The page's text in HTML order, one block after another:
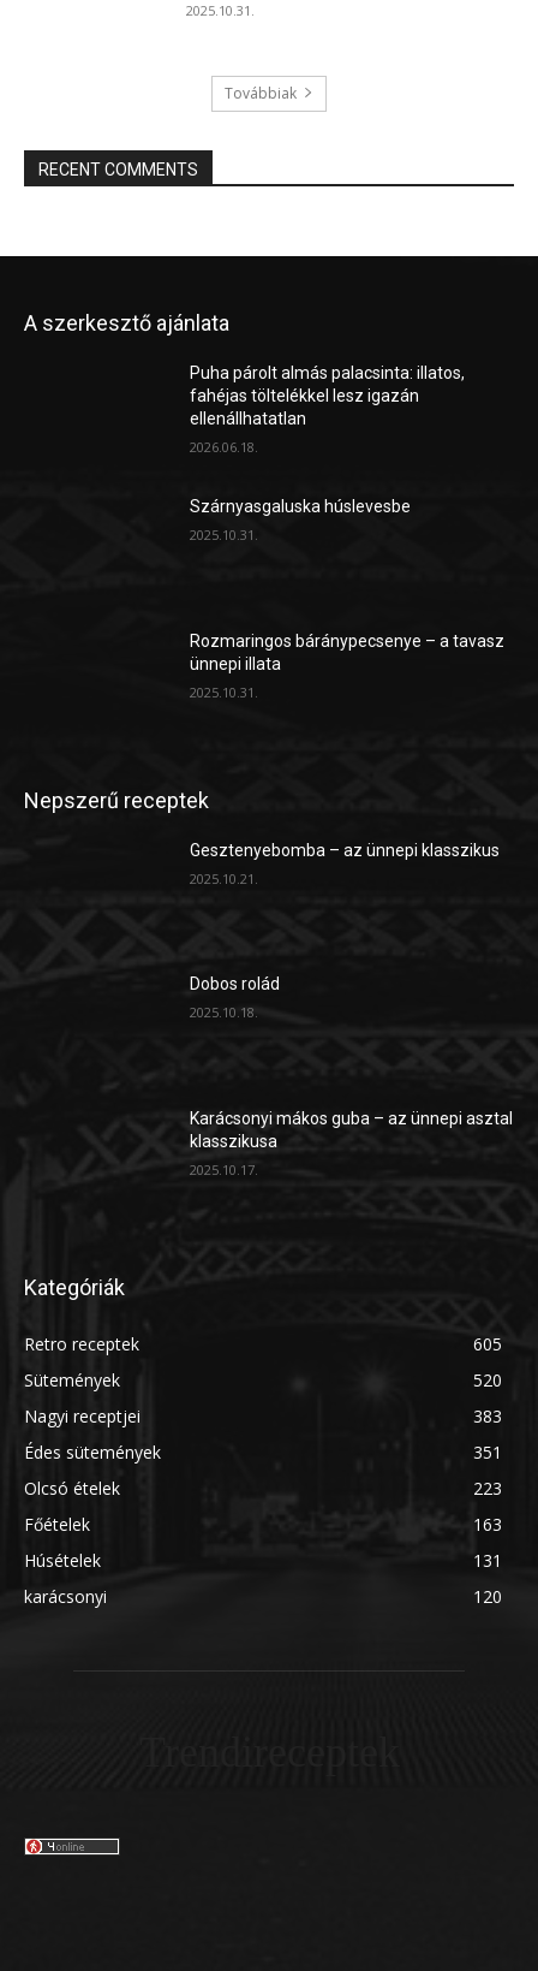
2025.10.31.
Továbbiak
RECENT COMMENTS
A szerkesztő ajánlata
Puha párolt almás palacsinta: illatos,
fahéjas töltelékkel lesz igazán
ellenállhatatlan
2026.06.18.
Szárnyasgaluska húslevesbe
2025.10.31.
Rozmaringos báránypecsenye – a tavasz
ünnepi illata
2025.10.31.
Nepszerű receptek
Gesztenyebomba – az ünnepi klasszikus
2025.10.21.
Dobos rolád
2025.10.18.
Karácsonyi mákos guba – az ünnepi asztal
klasszikusa
2025.10.17.
Kategóriák
Retro receptek
605
Sütemények
520
Nagyi receptjei
383
Édes sütemények
351
Olcsó ételek
223
Főételek
163
Húsételek
131
karácsonyi
120